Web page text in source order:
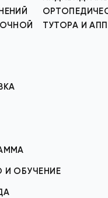
ТУТОРА И
И ОБУЧЕНИЕ